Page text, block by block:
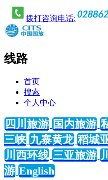
拨打咨询电话:
线路
首页
搜索
个人中心
四川旅游 国内旅游
三峡 九寨黄龙 稻城
川西环线 三亚旅游
游 English